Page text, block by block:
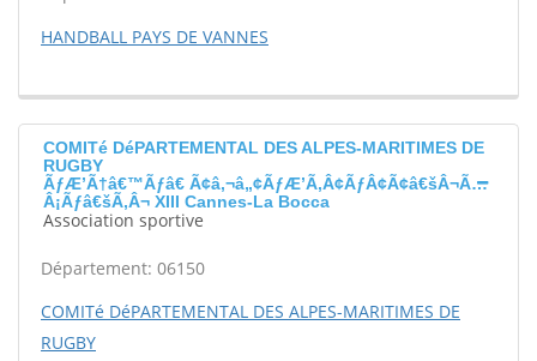
HANDBALL PAYS DE VANNES
COMITé DéPARTEMENTAL DES ALPES-MARITIMES DE
RUGBY
ÃƒÆ’Ã†â€™Ãƒâ€ Ã¢â‚¬â„¢ÃƒÆ’Ã‚Â¢ÃƒÂ¢Ã¢â€šÂ¬Ã…
Â¡Ãƒâ€šÃ‚Â¬ XIII Cannes-La Bocca
Association sportive
Département: 06150
COMITé DéPARTEMENTAL DES ALPES-MARITIMES DE
RUGBY